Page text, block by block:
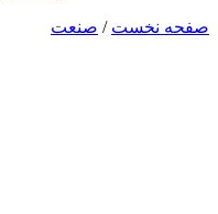
صفحه نخست / صنعت